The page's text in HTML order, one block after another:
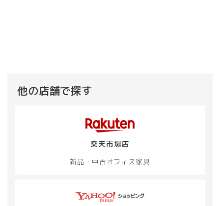
他の店舗で探す
楽天市場店
新品・中古オフィス家具